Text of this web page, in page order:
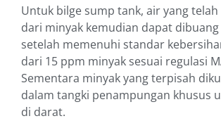
Untuk bilge sump tank, air yang
dari minyak kemudian dapat
setelah memenuhi standar
dari 15 ppm minyak sesuai regulasi
Sementara minyak yang terpisah
dalam tangki penampungan khusus
di darat.